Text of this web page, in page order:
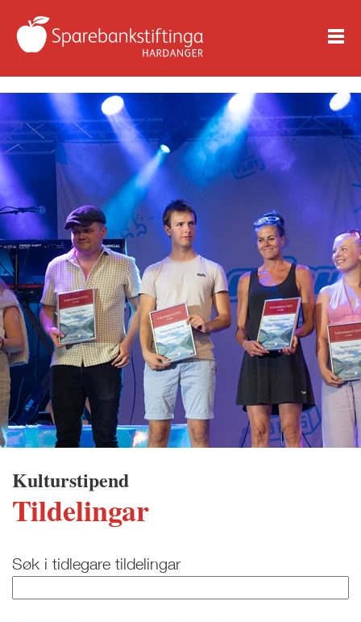
Kulturstipend
Tildelingar
Søk i tidlegare tildelingar